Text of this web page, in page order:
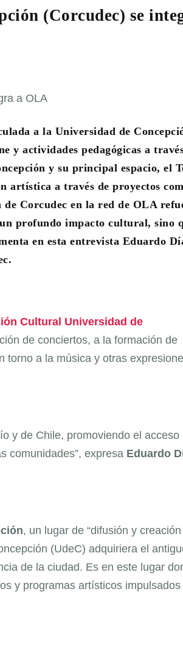
(Corcudec) se
a la Universidad de
y actividades pedagógicas a
y su principal espacio, el
artística a través de proyectos
Corcudec en la red de OLA
profundo impacto cultural, sino
en esta entrevista Eduardo
Cultural Universidad de
de conciertos, a la formación de
torno a la música y otras
y de Chile, promoviendo el acceso
comunidades”, expresa Eduardo
, un lugar de “difusión y creación
(UdeC) adquiriera el
de la ciudad. Es en este lugar
y programas artísticos impulsados